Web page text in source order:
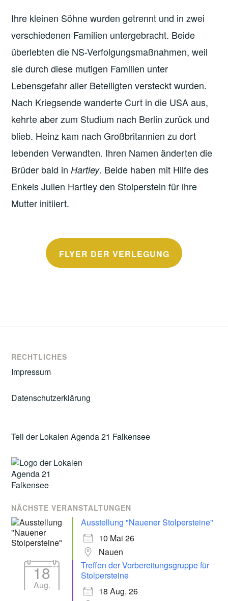
Ihre kleinen Söhne wurden getrennt und in zwei
verschiedenen Familien untergebracht. Beide
überlebten die NS-Verfolgungsmaßnahmen, weil
sie durch diese mutigen Familien unter
Lebensgefahr aller Beteiligten versteckt wurden.
Nach Kriegsende wanderte Curt in die USA aus,
kehrte aber zum Studium nach Berlin zurück und
blieb. Heinz kam nach Großbritannien zu dort
lebenden Verwandten. Ihren Namen änderten die
Brüder bald in Hartley. Beide haben mit Hilfe des
Enkels Julien Hartley den Stolperstein für ihre
Mutter initiiert.
FLYER DER VERLEGUNG
RECHTLICHES
Impressum
Datenschutzerklärung
Teil der Lokalen Agenda 21 Falkensee
NÄCHSTE VERANSTALTUNGEN
Ausstellung "Nauener Stolpersteine"
10 Mai 26
Nauen
18
Aug.
Treffen der Vorbereitungsgruppe für
Stolpersteine
18 Aug. 26